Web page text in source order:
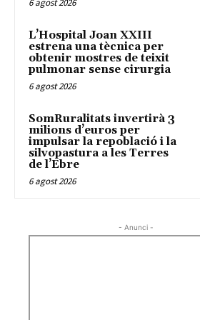
6 agost 2026
L’Hospital Joan XXIII
estrena una tècnica per
obtenir mostres de teixit
pulmonar sense cirurgia
6 agost 2026
SomRuralitats invertirà 3
milions d’euros per
impulsar la repoblació i la
silvopastura a les Terres
de l’Ebre
6 agost 2026
- Anunci -